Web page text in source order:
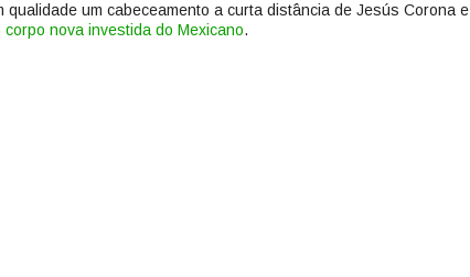
qualidade um cabeceamento a curta distância de Jesús Corona e
nova investida do Mexicano.